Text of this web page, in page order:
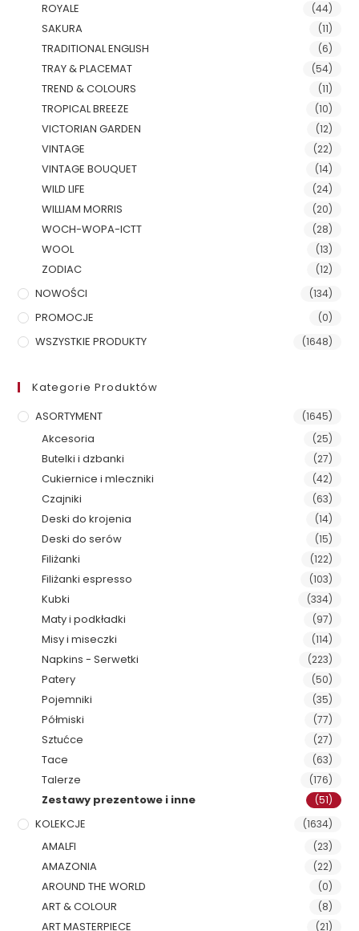
ROYALE (44)
SAKURA (11)
TRADITIONAL ENGLISH (6)
TRAY & PLACEMAT (54)
TREND & COLOURS (11)
TROPICAL BREEZE (10)
VICTORIAN GARDEN (12)
VINTAGE (22)
VINTAGE BOUQUET (14)
WILD LIFE (24)
WILLIAM MORRIS (20)
WOCH-WOPA-ICTT (28)
WOOL (13)
ZODIAC (12)
NOWOŚCI (134)
PROMOCJE (0)
WSZYSTKIE PRODUKTY (1648)
Kategorie Produktów
ASORTYMENT
(1645)
Akcesoria (25)
Butelki i dzbanki (27)
Cukiernice i mleczniki (42)
Czajniki (63)
Deski do krojenia (14)
Deski do serów (15)
Filiżanki (122)
Filiżanki espresso (103)
Kubki (334)
Maty i podkładki (97)
Misy i miseczki (114)
Napkins - Serwetki (223)
Patery (50)
Pojemniki (35)
Półmiski (77)
Sztućce (27)
Tace (63)
Talerze (176)
Zestawy prezentowe i inne (51)
KOLEKCJE (1634)
AMALFI (23)
AMAZONIA (22)
AROUND THE WORLD (0)
ART & COLOUR (8)
ART MASTERPIECE (21)